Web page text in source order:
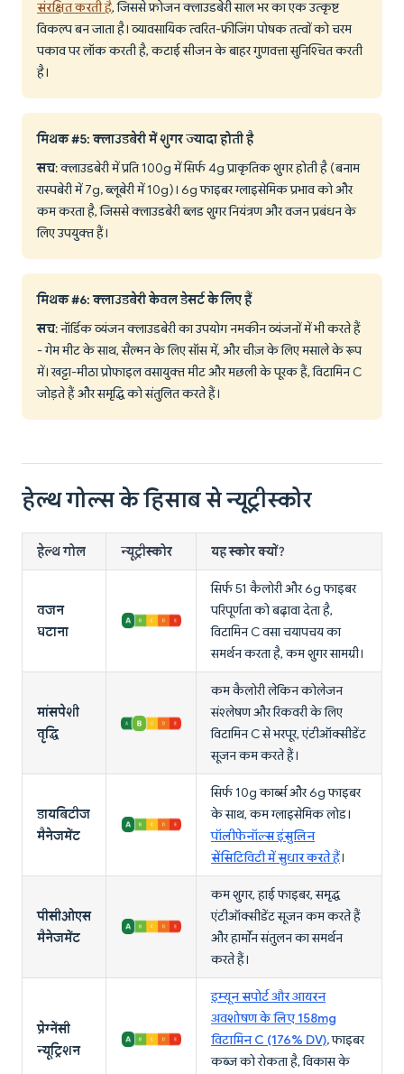
संरक्षित करती है, जिससे फ्रोजन क्लाउडबेरी साल भर का एक उत्कृष्ट
विकल्प बन जाता है। व्यावसायिक त्वरित-फ्रीजिंग पोषक तत्वों को चरम
पकाव पर लॉक करती है, कटाई सीजन के बाहर गुणवत्ता सुनिश्चित करती
है।
मिथक #5: क्लाउडबेरी में शुगर ज्यादा होती है
सच: क्लाउडबेरी में प्रति 100g में सिर्फ 4g प्राकृतिक शुगर होती है (बनाम
रास्पबेरी में 7g, ब्लूबेरी में 10g)। 6g फाइबर ग्लाइसेमिक प्रभाव को और
कम करता है, जिससे क्लाउडबेरी ब्लड शुगर नियंत्रण और वजन प्रबंधन के
लिए उपयुक्त हैं।
मिथक #6: क्लाउडबेरी केवल डेसर्ट के लिए हैं
सच: नॉर्डिक व्यंजन क्लाउडबेरी का उपयोग नमकीन व्यंजनों में भी करते हैं
- गेम मीट के साथ, सैल्मन के लिए सॉस में, और चीज़ के लिए मसाले के रूप
में। खट्टा-मीठा प्रोफाइल वसायुक्त मीट और मछली के पूरक हैं, विटामिन C
जोड़ते हैं और समृद्धि को संतुलित करते हैं।
हेल्थ गोल्स के हिसाब से न्यूट्रीस्कोर
हेल्थ गोल न्यूट्रीस्कोर यह स्कोर क्यों?
वजन
घटाना
सिर्फ 51 कैलोरी और 6g फाइबर
परिपूर्णता को बढ़ावा देता है,
विटामिन C वसा चयापचय का
समर्थन करता है, कम शुगर सामग्री।
मांसपेशी
वृद्धि
कम कैलोरी लेकिन कोलेजन
संश्लेषण और रिकवरी के लिए
विटामिन C से भरपूर, एंटीऑक्सीडेंट
सूजन कम करते हैं।
डायबिटीज
मैनेजमेंट
सिर्फ 10g कार्ब्स और 6g फाइबर
के साथ, कम ग्लाइसेमिक लोड।
पॉलीफेनॉल्स इंसुलिन
सेंसिटिविटी में सुधार करते हैं।
पीसीओएस
मैनेजमेंट
कम शुगर, हाई फाइबर, समृद्ध
एंटीऑक्सीडेंट सूजन कम करते हैं
और हार्मोन संतुलन का समर्थन
करते हैं।
प्रेग्नेंसी
न्यूट्रिशन
इम्यून सपोर्ट और आयरन
अवशोषण के लिए 158mg
विटामिन C (176% DV), फाइबर
कब्ज को रोकता है, विकास के